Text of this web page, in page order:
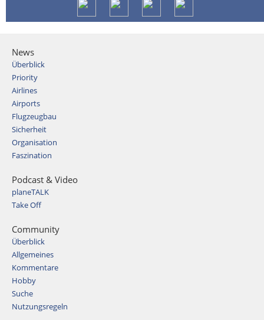
News
Überblick
Priority
Airlines
Airports
Flugzeugbau
Sicherheit
Organisation
Faszination
Podcast & Video
planeTALK
Take Off
Community
Überblick
Allgemeines
Kommentare
Hobby
Suche
Nutzungsregeln